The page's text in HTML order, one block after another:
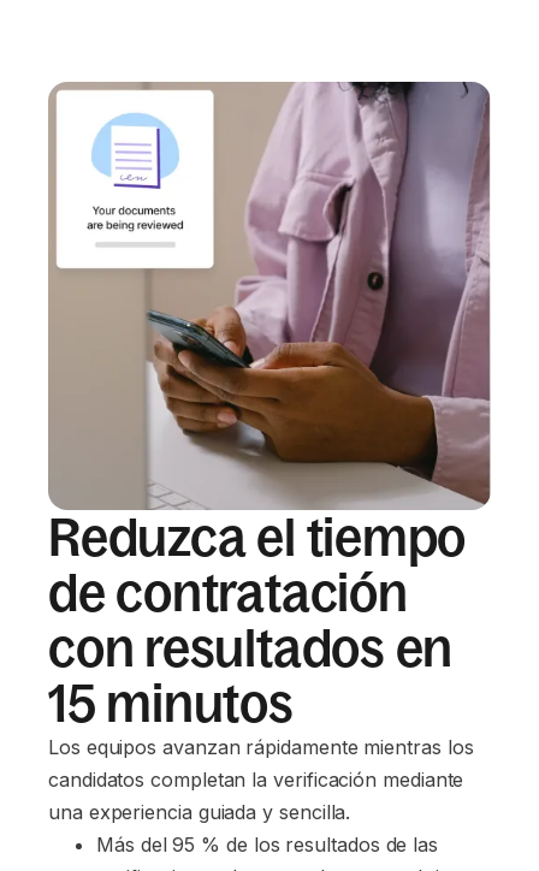
Reduzca el tiempo
de contratación
con resultados en
15 minutos
Los equipos avanzan rápidamente mientras los
candidatos completan la verificación mediante
una experiencia guiada y sencilla.
Más del 95 % de los resultados de las